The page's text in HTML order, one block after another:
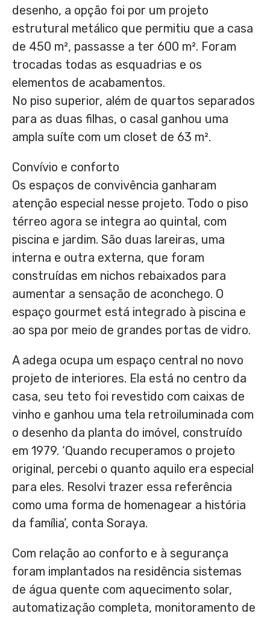
desenho, a opção foi por um projeto
estrutural metálico que permitiu que a casa
de 450 m², passasse a ter 600 m². Foram
trocadas todas as esquadrias e os
elementos de acabamentos.
No piso superior, além de quartos separados
para as duas filhas, o casal ganhou uma
ampla suíte com um closet de 63 m².
Convívio e conforto
Os espaços de convivência ganharam
atenção especial nesse projeto. Todo o piso
térreo agora se integra ao quintal, com
piscina e jardim. São duas lareiras, uma
interna e outra externa, que foram
construídas em nichos rebaixados para
aumentar a sensação de aconchego. O
espaço gourmet está integrado à piscina e
ao spa por meio de grandes portas de vidro.
A adega ocupa um espaço central no novo
projeto de interiores. Ela está no centro da
casa, seu teto foi revestido com caixas de
vinho e ganhou uma tela retroiluminada com
o desenho da planta do imóvel, construído
em 1979. ‘Quando recuperamos o projeto
original, percebi o quanto aquilo era especial
para eles. Resolvi trazer essa referência
como uma forma de homenagear a história
da família’, conta Soraya.
Com relação ao conforto e à segurança
foram implantados na residência sistemas
de água quente com aquecimento solar,
automatização completa, monitoramento de